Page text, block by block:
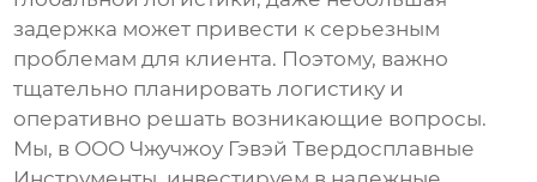
задержка может привести к серьезным
проблемам для клиента. Поэтому, важно
тщательно планировать логистику и
оперативно решать возникающие вопросы.
Мы, в ООО Чжучжоу Гэвэй Твердосплавные